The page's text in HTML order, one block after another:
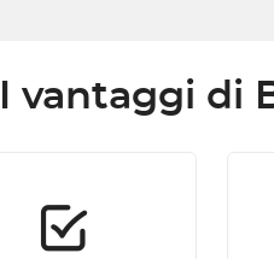
I vantaggi di